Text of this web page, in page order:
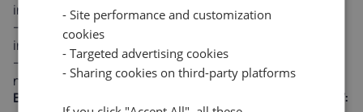
inusuales
Archivos adjuntos o solicitudes de descarga
inesperados
Saludos genéricos ("Estimado cliente" en lugar de su
nombre)
Banderas Verdes - Emails auténticos de INTROSERV:
- Site performance and customization
cookies
- Targeted advertising cookies
- Sharing cookies on third-party platforms